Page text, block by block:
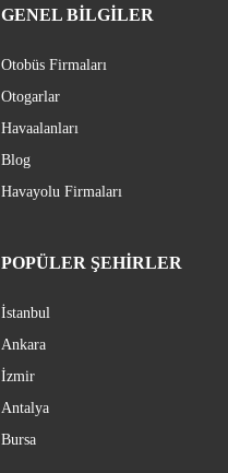
GENEL BİLGİLER
Otobüs Firmaları
Otogarlar
Havaalanları
Blog
Havayolu Firmaları
POPÜLER ŞEHİRLER
İstanbul
Ankara
İzmir
Antalya
Bursa